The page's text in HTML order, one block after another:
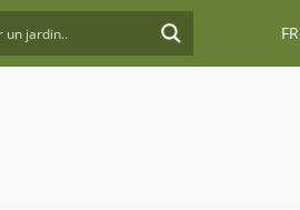
FR